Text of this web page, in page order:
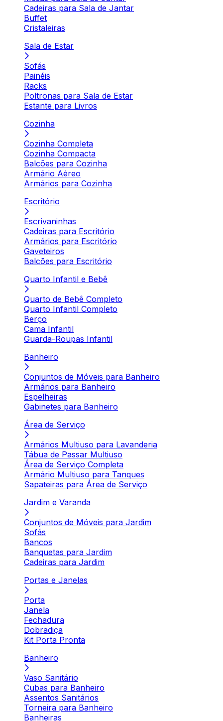
Cadeiras para Sala de Jantar
Buffet
Cristaleiras
Sala de Estar
Sofás
Painéis
Racks
Poltronas para Sala de Estar
Estante para Livros
Cozinha
Cozinha Completa
Cozinha Compacta
Balcões para Cozinha
Armário Aéreo
Armários para Cozinha
Escritório
Escrivaninhas
Cadeiras para Escritório
Armários para Escritório
Gaveteiros
Balcões para Escritório
Quarto Infantil e Bebê
Quarto de Bebê Completo
Quarto Infantil Completo
Berço
Cama Infantil
Guarda-Roupas Infantil
Banheiro
Conjuntos de Móveis para Banheiro
Armários para Banheiro
Espelheiras
Gabinetes para Banheiro
Área de Serviço
Armários Multiuso para Lavanderia
Tábua de Passar Multiuso
Área de Serviço Completa
Armário Multiuso para Tanques
Sapateiras para Área de Serviço
Jardim e Varanda
Conjuntos de Móveis para Jardim
Sofás
Bancos
Banquetas para Jardim
Cadeiras para Jardim
Portas e Janelas
Porta
Janela
Fechadura
Dobradiça
Kit Porta Pronta
Banheiro
Vaso Sanitário
Cubas para Banheiro
Assentos Sanitários
Torneira para Banheiro
Banheiras